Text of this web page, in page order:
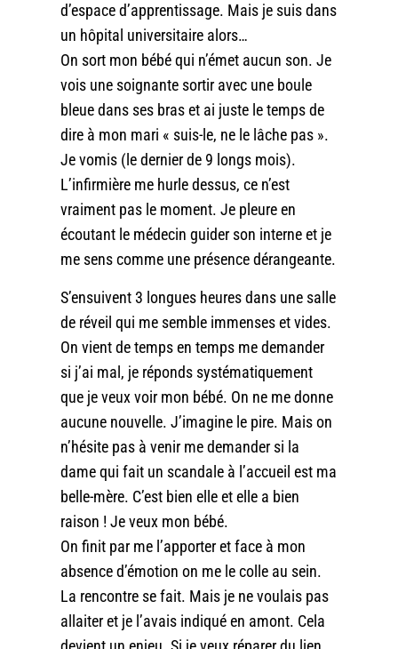
d’espace d’apprentissage. Mais je suis dans
un hôpital universitaire alors…
On sort mon bébé qui n’émet aucun son. Je
vois une soignante sortir avec une boule
bleue dans ses bras et ai juste le temps de
dire à mon mari « suis-le, ne le lâche pas ».
Je vomis (le dernier de 9 longs mois).
L’infirmière me hurle dessus, ce n’est
vraiment pas le moment. Je pleure en
écoutant le médecin guider son interne et je
me sens comme une présence dérangeante.
S’ensuivent 3 longues heures dans une salle
de réveil qui me semble immenses et vides.
On vient de temps en temps me demander
si j’ai mal, je réponds systématiquement
que je veux voir mon bébé. On ne me donne
aucune nouvelle. J’imagine le pire. Mais on
n’hésite pas à venir me demander si la
dame qui fait un scandale à l’accueil est ma
belle-mère. C’est bien elle et elle a bien
raison ! Je veux mon bébé.
On finit par me l’apporter et face à mon
absence d’émotion on me le colle au sein.
La rencontre se fait. Mais je ne voulais pas
allaiter et je l’avais indiqué en amont. Cela